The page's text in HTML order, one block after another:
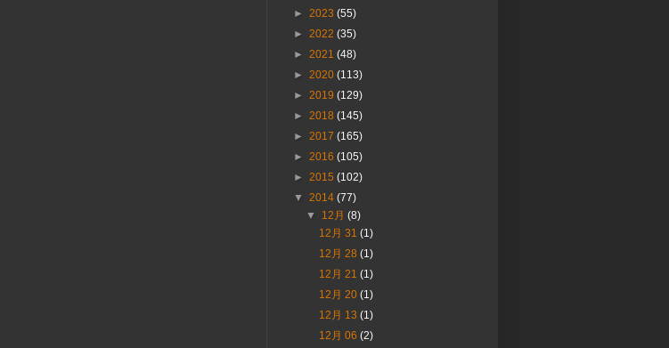
► 2023 (55)
► 2022 (35)
► 2021 (48)
► 2020 (113)
► 2019 (129)
► 2018 (145)
► 2017 (165)
► 2016 (105)
► 2015 (102)
▼ 2014 (77)
▼ 12月(8)
12月 31 (1)
12月 28 (1)
12月 21 (1)
12月 20 (1)
12月 13 (1)
12月 06 (2)